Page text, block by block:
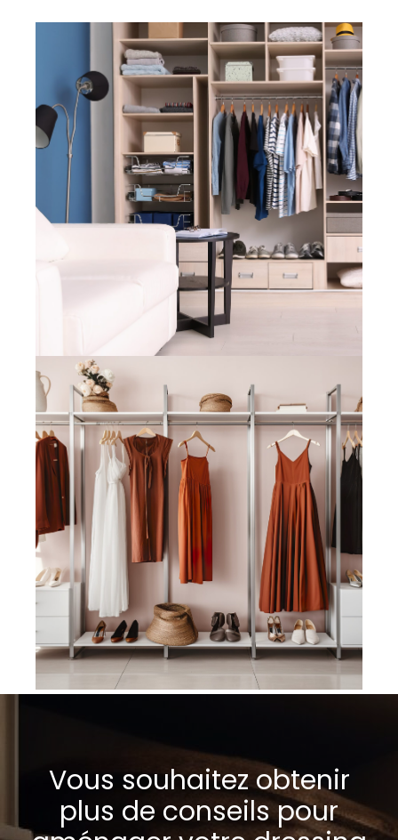
Vous souhaitez obtenir
plus de conseils pour